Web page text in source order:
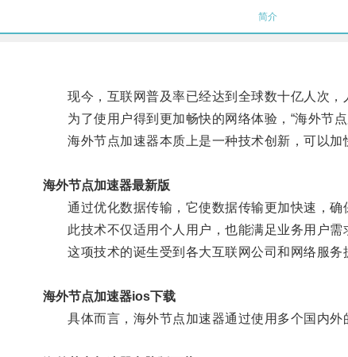
简介
现今，互联网普及率已经达到全球数十亿人次，
为了使用户得到更加畅快的网络体验，“海外节点
海外节点加速器本质上是一种技术创新，可以加
海外节点加速器最新版
通过优化数据传输，它使数据传输更加快速，确
此技术不仅适用个人用户，也能满足业务用户需
这项技术的诞生受到各大互联网公司和网络服务
海外节点加速器ios下载
具体而言，海外节点加速器通过使用多个国内外